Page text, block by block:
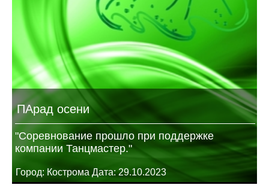
ПАрад осени
"Соревнование прошло при поддержке
компании Танцмастер."
Город: Кострома Дата: 29.10.2023